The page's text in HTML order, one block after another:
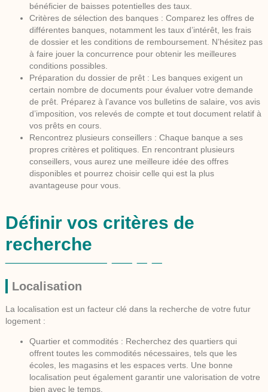
bénéficier de baisses potentielles des taux.
Critères de sélection des banques : Comparez les offres de
différentes banques, notamment les taux d’intérêt, les frais
de dossier et les conditions de remboursement. N’hésitez pas
à faire jouer la concurrence pour obtenir les meilleures
conditions possibles.
Préparation du dossier de prêt : Les banques exigent un
certain nombre de documents pour évaluer votre demande
de prêt. Préparez à l’avance vos bulletins de salaire, vos avis
d’imposition, vos relevés de compte et tout document relatif à
vos prêts en cours.
Rencontrez plusieurs conseillers : Chaque banque a ses
propres critères et politiques. En rencontrant plusieurs
conseillers, vous aurez une meilleure idée des offres
disponibles et pourrez choisir celle qui est la plus
avantageuse pour vous.
Définir vos critères de
recherche
Localisation
La localisation est un facteur clé dans la recherche de votre futur
logement :
Quartier et commodités : Recherchez des quartiers qui
offrent toutes les commodités nécessaires, tels que les
écoles, les magasins et les espaces verts. Une bonne
localisation peut également garantir une valorisation de votre
bien avec le temps.